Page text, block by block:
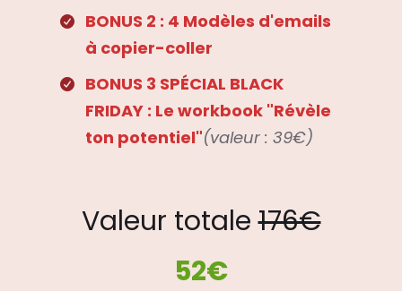
BONUS 2 : 4 Modèles d'emails
à copier-coller
BONUS 3 SPÉCIAL BLACK
FRIDAY : Le workbook "Révèle
ton potentiel"(valeur : 39€)
Valeur totale176€
52€